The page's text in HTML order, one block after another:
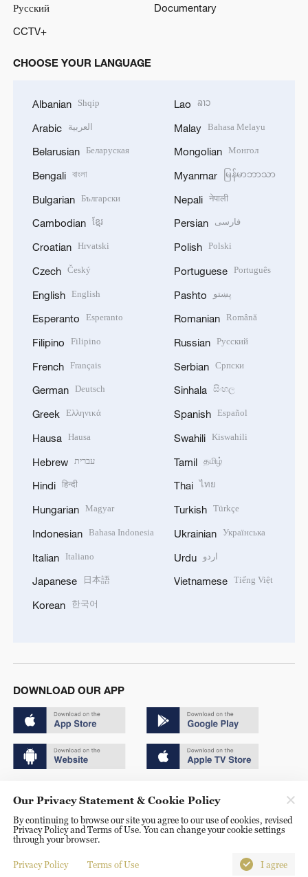
Русский
Documentary
CCTV+
CHOOSE YOUR LANGUAGE
Albanian Shqip
Arabic العربية
Belarusian Беларуская
Bengali বাংলা
Bulgarian Български
Cambodian ខ្មែរ
Croatian Hrvatski
Czech Český
English English
Esperanto Esperanto
Filipino Filipino
French Français
German Deutsch
Greek Ελληνικά
Hausa Hausa
Hebrew עברית
Hindi हिन्दी
Hungarian Magyar
Indonesian Bahasa Indonesia
Italian Italiano
Japanese 日本語
Korean 한국어
Lao ລາວ
Malay Bahasa Melayu
Mongolian Монгол
Myanmar မြန်မာဘာသာ
Nepali नेपाली
Persian فارسی
Polish Polski
Portuguese Português
Pashto پښتو
Romanian Română
Russian Русский
Serbian Српски
Sinhala සිංහල
Spanish Español
Swahili Kiswahili
Tamil தமிழ்
Thai ไทย
Turkish Türkçe
Ukrainian Українська
Urdu اردو
Vietnamese Tiếng Việt
DOWNLOAD OUR APP
京ICP备20000184号
京公网安备 11010502050052号
Disinformation report hotline: 010-85061466
Our Privacy Statement & Cookie Policy
By continuing to browse our site you agree to our use of cookies, revised
Privacy Policy and Terms of Use. You can change your cookie settings
through your browser.
Privacy Policy Terms of Use I agree